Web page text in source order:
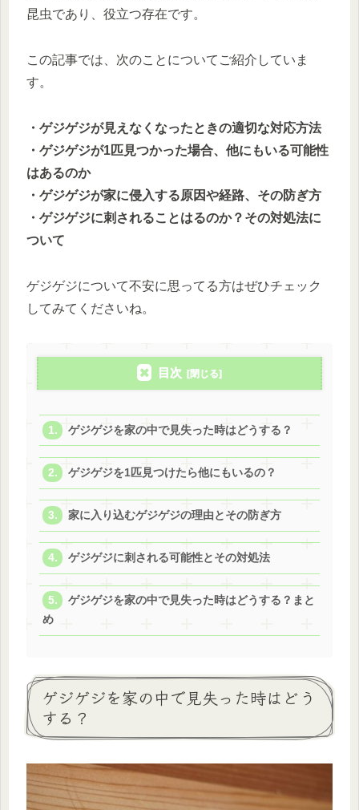
昆虫であり、役立つ存在です。
この記事では、次のことについてご紹介していま
す。
・ゲジゲジが見えなくなったときの適切な対応方法
・ゲジゲジが1匹見つかった場合、他にもいる可能性
はあるのか
・ゲジゲジが家に侵入する原因や経路、その防ぎ方
・ゲジゲジに刺されることはるのか？その対処法に
ついて
ゲジゲジについて不安に思ってる方はぜひチェック
してみてくださいね。
目次
ゲジゲジを家の中で見失った時はどうする？
ゲジゲジを1匹見つけたら他にもいるの？
家に入り込むゲジゲジの理由とその防ぎ方
ゲジゲジに刺される可能性とその対処法
ゲジゲジを家の中で見失った時はどうする？まと
め
ゲジゲジを家の中で見失った時はどう
する？